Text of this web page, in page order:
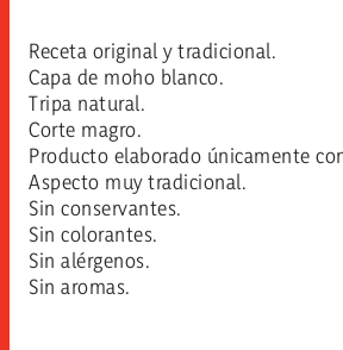
Receta original y tradicional.
Capa de moho blanco.
Tripa natural.
Corte magro.
Producto elaborado únicamente
Aspecto muy tradicional.
Sin conservantes.
Sin colorantes.
Sin alérgenos.
Sin aromas.